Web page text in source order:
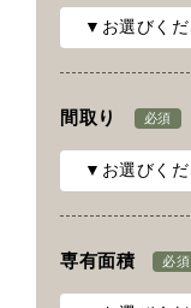
間取り 必須
専有面積 必須